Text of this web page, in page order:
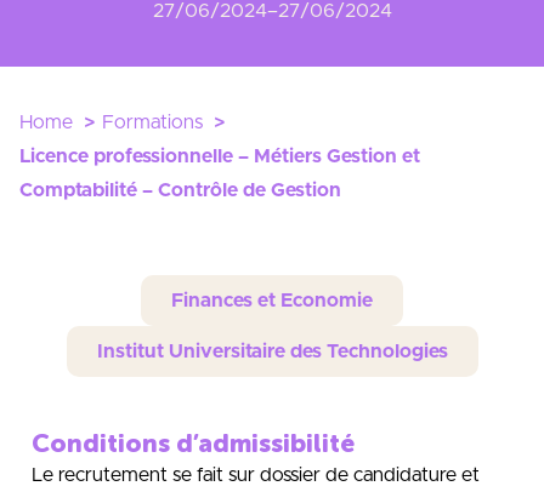
27/06/2024–27/06/2024
Home
Formations
Licence professionnelle – Métiers Gestion et
Comptabilité – Contrôle de Gestion
Finances et Economie
Institut Universitaire des Technologies
Conditions d’admissibilité
Le recrutement se fait sur dossier de candidature et